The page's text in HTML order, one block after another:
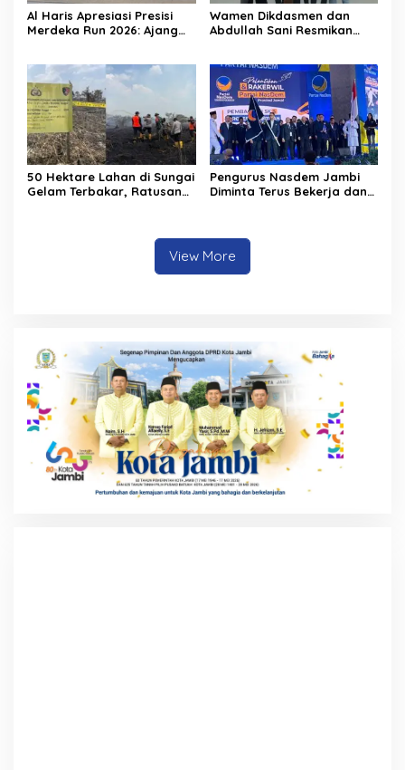
Al Haris Apresiasi Presisi
Merdeka Run 2026: Ajang
Wamen Dikdasmen dan
Abdullah Sani Resmikan
Jambi
50 Hektare Lahan di Sungai
Gelam Terbakar, Ratusan
Pengurus Nasdem Jambi
Diminta Terus Bekerja dan
View More